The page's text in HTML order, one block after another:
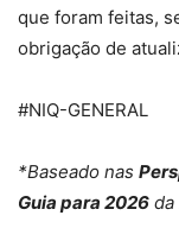
que foram feitas,
obrigação de
#NIQ-GENERAL
*Baseado nas
Guia para 2026 da